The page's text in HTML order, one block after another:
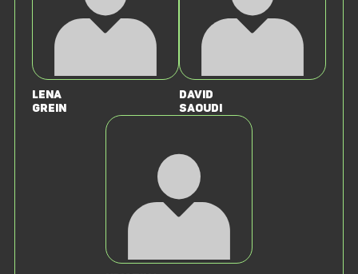
Lena
Grein
David
Saoudi